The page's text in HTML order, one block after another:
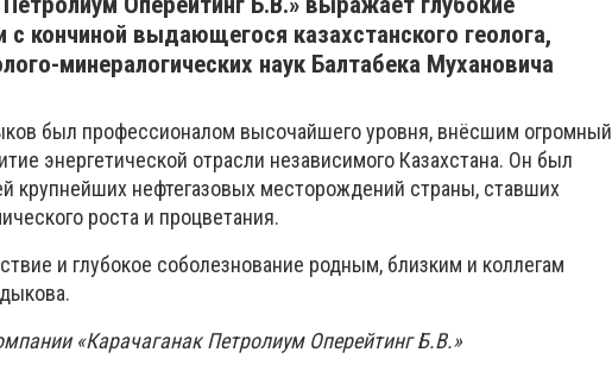
с кончиной выдающегося казахстанского геолога,
минералогических наук Балтабека Мухановича
был профессионалом высочайшего уровня, внёсшим огромный
энергетической отрасли независимого Казахстана. Он был
крупнейших нефтегазовых месторождений страны, ставших
роста и процветания.
и глубокое соболезнование родным, близким и коллегам
«Карачаганак Петролиум Оперейтинг Б.В.»